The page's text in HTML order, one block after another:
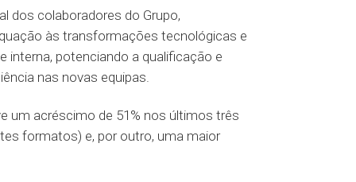
dos colaboradores do Grupo,
às transformações tecnológicas e
interna, potenciando a qualificação e
nas novas equipas.
um acréscimo de 51% nos últimos três
formatos) e, por outro, uma maior